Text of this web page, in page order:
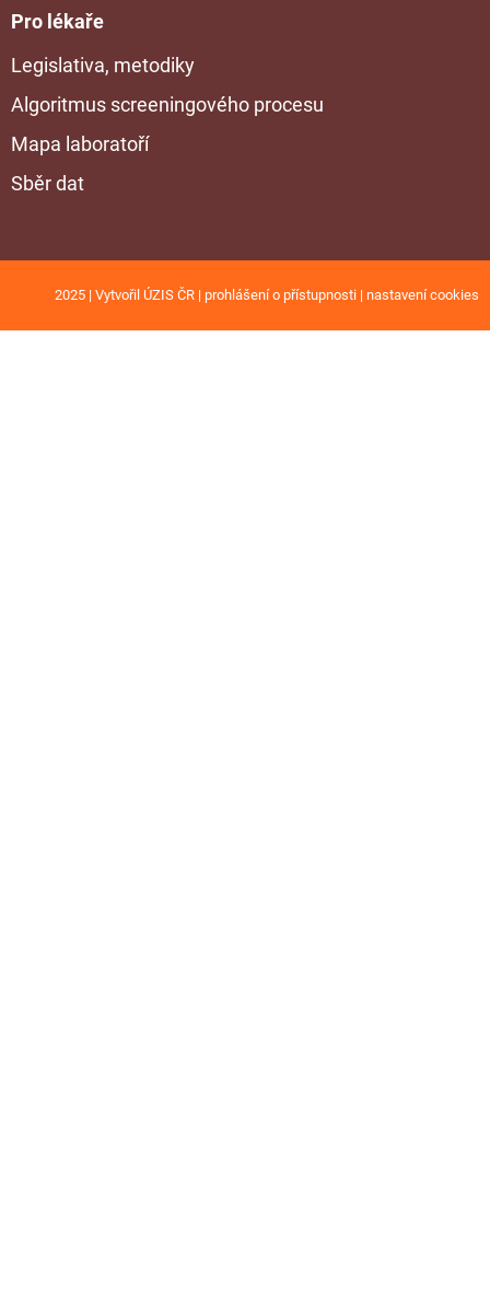
Pro lékaře
Legislativa, metodiky
Algoritmus screeningového procesu
Mapa laboratoří
Sběr dat
2025 | Vytvořil ÚZIS ČR | prohlášení o přístupnosti | nastavení cookies